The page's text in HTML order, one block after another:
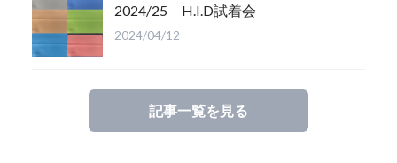
2024/25 H.I.D試着会
2024/04/12
記事一覧を見る